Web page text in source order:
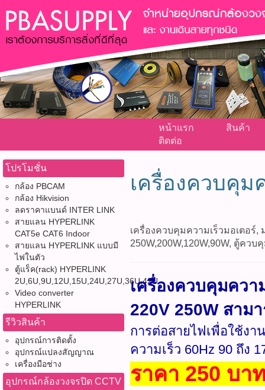
หน้าแรก
สินค้า
ติดต่อ
โปรโมชั่น
กล้อง PBCAM
กล้อง Hikvision
ลดราคาแบนด์ INTER LINK
สายแลน HYPERLINK
CAT5e CAT6 Indoor
สายแลน HYPERLINK แบบมี
ไฟในตัว
ตู้แร็ค(rack) HYPERLINK
2U,6U,9U,12U,15U,24U,27U,36U,42U
Video converter
HYPERLINK
รีวิวสินค้า
อุปกรณ์การติดตั้ง
อุปกรณ์แปลงสัญญาณ
เครื่องมือช่าง
อุปกรณ์กล้องวงจรปิด CCTV
เครื่องควบคุม
เครื่องควบคุมความเร็วมอเตอร์,
250W,200W,120W,90W, ตู้ควบ
เครื่องควบคุมควา
220V 250W สา
การต่อสายไฟเพื่อใช้ง
ความเร็ว 60Hz 90 ถึง
ราคา 250 บา